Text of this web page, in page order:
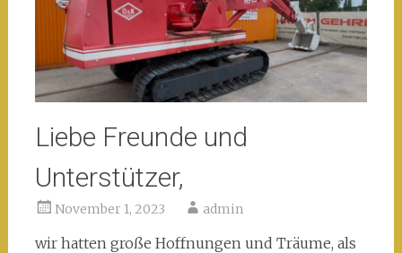
Liebe Freunde und
Unterstützer,
November 1, 2023 admin
wir hatten große Hoffnungen und Träume, als